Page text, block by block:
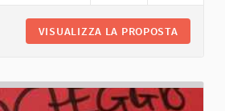
VISUALIZZA LA PROPOSTA